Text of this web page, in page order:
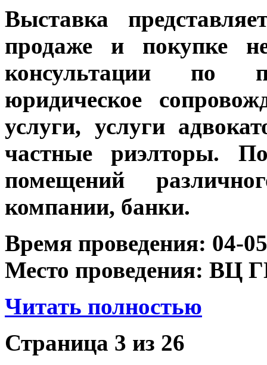
Выставка
продаже и покупке
консультации по
юридическое
услуги, услуги
частные риэлторы.
помещений
компании, банки.
Время проведения: 04-
Место проведения: ВЦ
Читать полностью
Страница 3 из 26